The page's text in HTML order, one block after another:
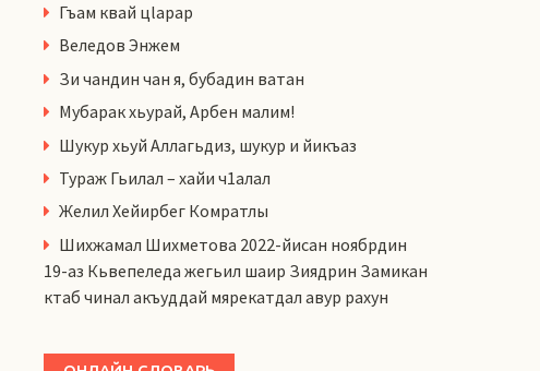
Гъам квай цlарар
Веледов Энжем
Зи чандин чан я, бубадин ватан
Мубарак хьурай, Арбен малим!
Шукур хьуй Аллагьдиз, шукур и йикъаз
Тураж Гьилал – хайи ч1алал
Желил Хейирбег Комратлы
Шихжамал Шихметова 2022-йисан ноябрдин
19-аз Кьвепеледа жегьил шаир Зиядрин Замикан
ктаб чинал акъуддай мярекатдал авур рахун